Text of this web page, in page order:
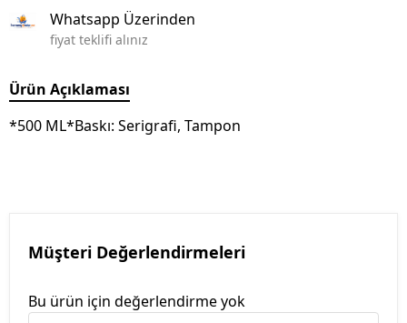
Whatsapp Üzerinden
fiyat teklifi alınız
Ürün Açıklaması
*500 ML*Baskı: Serigrafi, Tampon
Müşteri Değerlendirmeleri
Bu ürün için değerlendirme yok